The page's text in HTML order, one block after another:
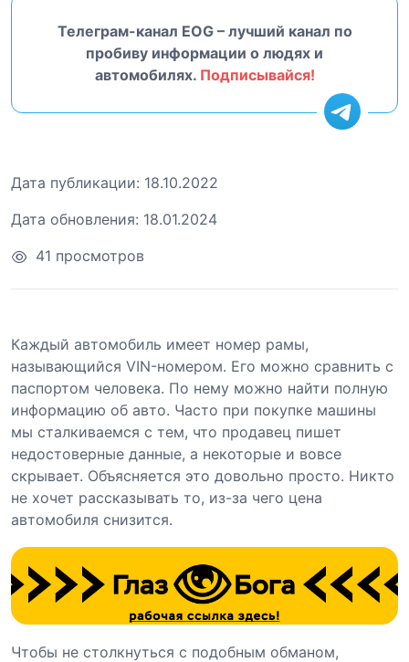
Телеграм-канал EOG – лучший канал по
пробиву информации о людях и
автомобилях. Подписывайся!
Дата публикации: 18.10.2022
Дата обновления: 18.01.2024
41 просмотров
Каждый автомобиль имеет номер рамы,
называющийся VIN-номером. Его можно сравнить с
паспортом человека. По нему можно найти полную
информацию об авто. Часто при покупке машины
мы сталкиваемся с тем, что продавец пишет
недостоверные данные, а некоторые и вовсе
скрывает. Объясняется это довольно просто. Никто
не хочет рассказывать то, из-за чего цена
автомобиля снизится.
Чтобы не столкнуться с подобным обманом,